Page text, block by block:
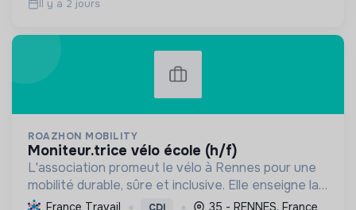
Il y a 2 jours
ROAZHON MOBILITY
moniteur.trice vélo école (h/f)
L'association promeut le vélo à Rennes pour une
mobilité durable, sûre et inclusive. Elle enseigne la
pratique et la sécurité, favorisant l'autonomie et